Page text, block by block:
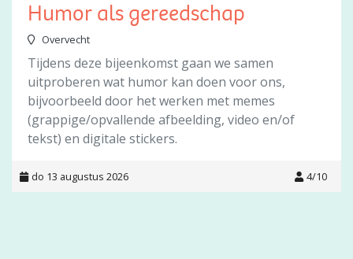
Humor als gereedschap
Overvecht
Tijdens deze bijeenkomst gaan we samen
uitproberen wat humor kan doen voor ons,
bijvoorbeeld door het werken met memes
(grappige/opvallende afbeelding, video en/of
tekst) en digitale stickers.
do 13 augustus 2026 4/10